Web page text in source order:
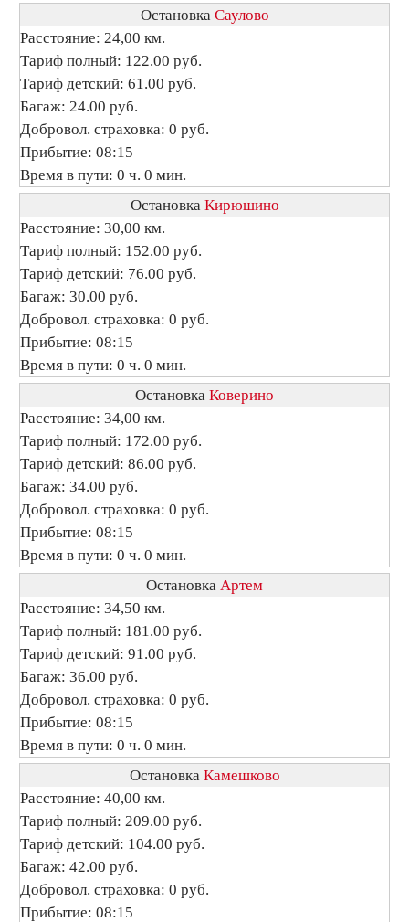
Остановка Саулово
Расстояние: 24,00 км.
Тариф полный: 122.00 руб.
Тариф детский: 61.00 руб.
Багаж: 24.00 руб.
Добровол. страховка: 0 руб.
Прибытие: 08:15
Время в пути: 0 ч. 0 мин.
Остановка Кирюшино
Расстояние: 30,00 км.
Тариф полный: 152.00 руб.
Тариф детский: 76.00 руб.
Багаж: 30.00 руб.
Добровол. страховка: 0 руб.
Прибытие: 08:15
Время в пути: 0 ч. 0 мин.
Остановка Коверино
Расстояние: 34,00 км.
Тариф полный: 172.00 руб.
Тариф детский: 86.00 руб.
Багаж: 34.00 руб.
Добровол. страховка: 0 руб.
Прибытие: 08:15
Время в пути: 0 ч. 0 мин.
Остановка Артем
Расстояние: 34,50 км.
Тариф полный: 181.00 руб.
Тариф детский: 91.00 руб.
Багаж: 36.00 руб.
Добровол. страховка: 0 руб.
Прибытие: 08:15
Время в пути: 0 ч. 0 мин.
Остановка Камешково
Расстояние: 40,00 км.
Тариф полный: 209.00 руб.
Тариф детский: 104.00 руб.
Багаж: 42.00 руб.
Добровол. страховка: 0 руб.
Прибытие: 08:15